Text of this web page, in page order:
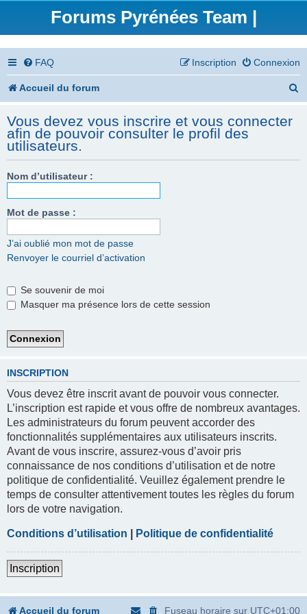
Forums Pyrénées Team |
FAQ Connexion
Inscription
Accueil du forum
Vous devez vous inscrire et vous connecter
afin de pouvoir consulter le profil des
utilisateurs.
Nom d’utilisateur :
Mot de passe :
J’ai oublié mon mot de passe
Renvoyer le courriel d’activation
Se souvenir de moi
Masquer ma présence lors de cette session
INSCRIPTION
Vous devez être inscrit avant de pouvoir vous connecter.
L’inscription est rapide et vous offre de nombreux avantages.
Les administrateurs du forum peuvent accorder des
fonctionnalités supplémentaires aux utilisateurs inscrits.
Avant de vous inscrire, assurez-vous d’avoir pris
connaissance de nos conditions d’utilisation et de notre
politique de confidentialité. Veuillez également prendre le
temps de consulter attentivement toutes les règles du forum
lors de votre navigation.
Conditions d’utilisation Politique de confidentialité
Inscription
Accueil du forum Fuseau horaire sur UTC+01:00